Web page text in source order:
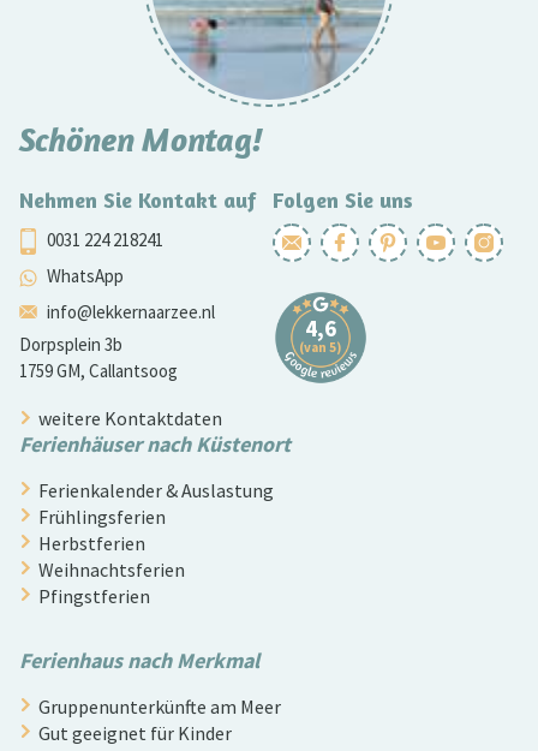
Schönen Montag!
Nehmen Sie Kontakt auf
0031 224 218241
WhatsApp
info@lekkernaarzee.nl
Dorpsplein 3b
1759 GM, Callantsoog
Folgen Sie uns
weitere Kontaktdaten
Ferienhäuser nach Küstenort
Ferienkalender & Auslastung
Frühlingsferien
Herbstferien
Weihnachtsferien
Pfingstferien
Ferienhaus nach Merkmal
Gruppenunterkünfte am Meer
Gut geeignet für Kinder